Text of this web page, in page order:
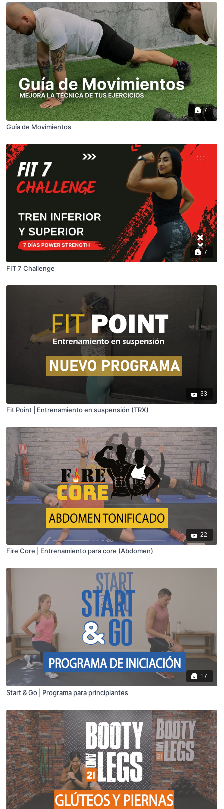
7
Guía de Movimientos
7
FIT 7 Challenge
33
Fit Point | Entrenamiento en suspensión (TRX)
22
Fire Core | Entrenamiento para core (Abdomen)
17
Start & Go | Programa para principiantes